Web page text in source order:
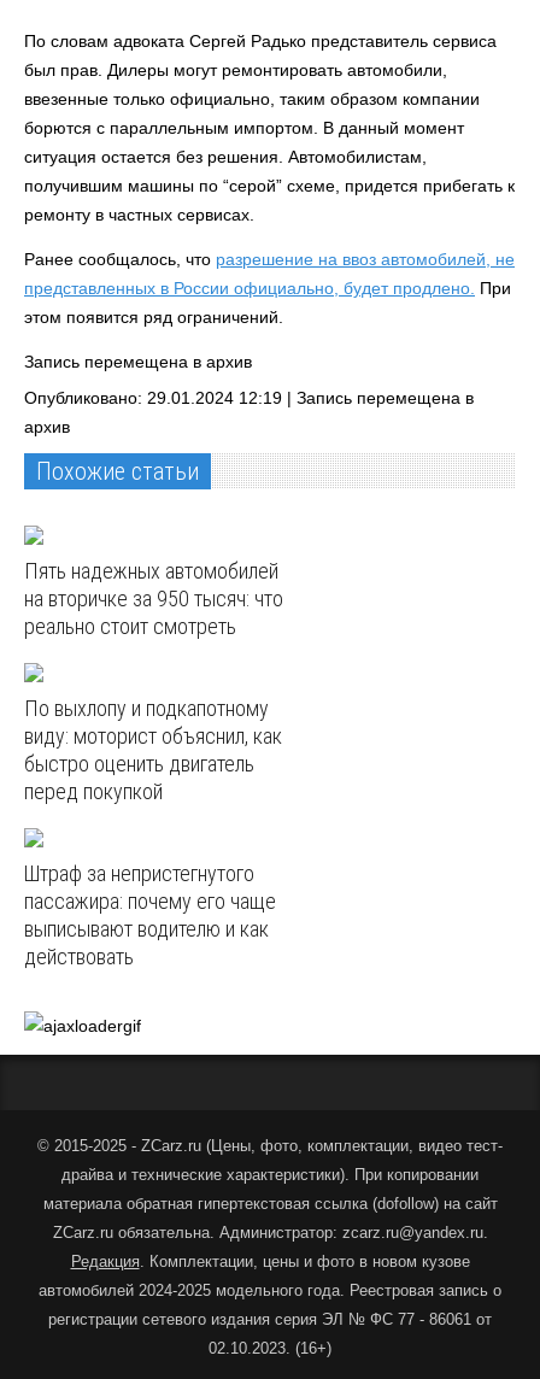
По словам адвоката Сергей Радько представитель сервиса
был прав. Дилеры могут ремонтировать автомобили,
ввезенные только официально, таким образом компании
борются с параллельным импортом. В данный момент
ситуация остается без решения. Автомобилистам,
получившим машины по “серой” схеме, придется прибегать к
ремонту в частных сервисах.
Ранее сообщалось, что разрешение на ввоз автомобилей, не
представленных в России официально, будет продлено. При
этом появится ряд ограничений.
Запись перемещена в архив
Опубликовано: 29.01.2024 12:19 | Запись перемещена в
архив
Похожие статьи
Пять надежных автомобилей
на вторичке за 950 тысяч: что
реально стоит смотреть
По выхлопу и подкапотному
виду: моторист объяснил, как
быстро оценить двигатель
перед покупкой
Штраф за непристегнутого
пассажира: почему его чаще
выписывают водителю и как
действовать
© 2015-2025 - ZCarz.ru (Цены, фото, комплектации, видео тест-
драйва и технические характеристики). При копировании
материала обратная гипертекстовая ссылка (dofollow) на сайт
ZCarz.ru обязательна. Администратор: zcarz.ru@yandex.ru.
Редакция. Комплектации, цены и фото в новом кузове
автомобилей 2024-2025 модельного года. Реестровая запись о
регистрации сетевого издания серия ЭЛ № ФС 77 - 86061 от
02.10.2023. (16+)